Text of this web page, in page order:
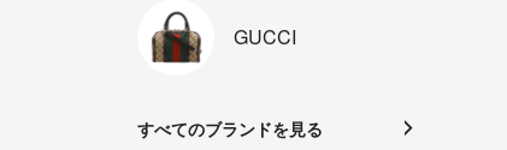
GUCCI
すべてのブランドを見る